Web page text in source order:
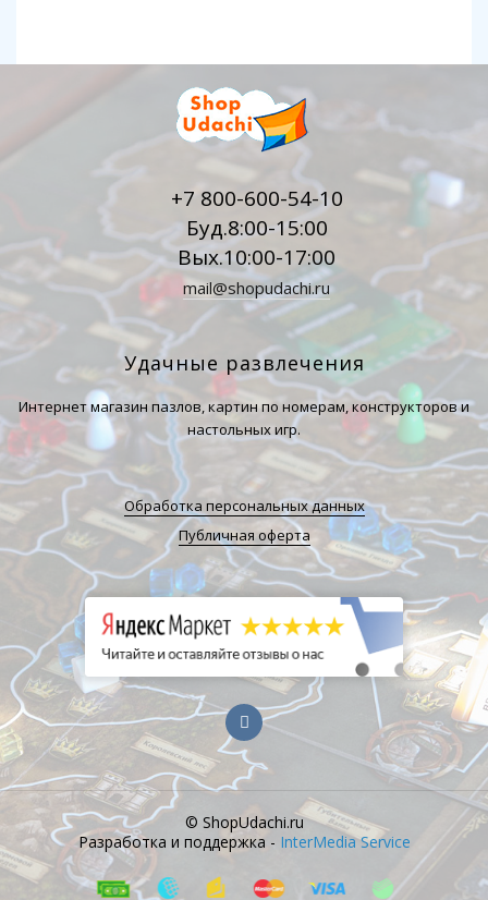
+7 800-600-54-10
Буд.8:00-15:00
Вых.10:00-17:00
mail@shopudachi.ru
Удачные развлечения
Интернет магазин пазлов, картин по номерам, конструкторов и
настольных игр.
Обработка персональных данных
Публичная оферта
© ShopUdachi.ru
Разработка и поддержка - InterMedia Service